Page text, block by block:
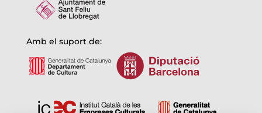
Amb el suport de: